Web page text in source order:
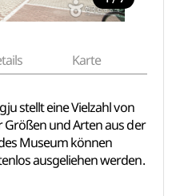
Karte
stellt eine Vielzahl von
und Arten aus der
Museum können
ausgeliehen werden.